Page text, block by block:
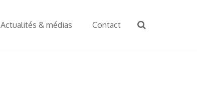
Actualités & médias Contact